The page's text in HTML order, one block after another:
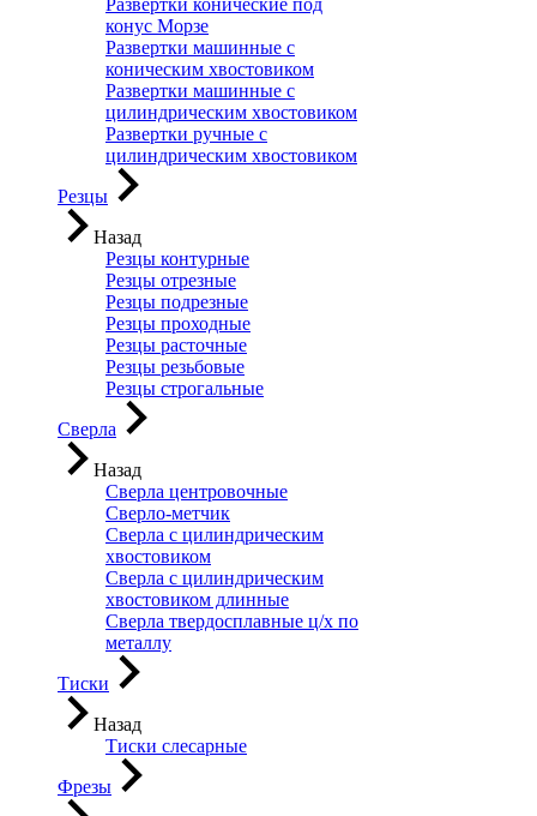
Развертки конические под
конус Морзе
Развертки машинные с
коническим хвостовиком
Развертки машинные с
цилиндрическим хвостовиком
Развертки ручные с
цилиндрическим хвостовиком
Резцы
Назад
Резцы контурные
Резцы отрезные
Резцы подрезные
Резцы проходные
Резцы расточные
Резцы резьбовые
Резцы строгальные
Сверла
Назад
Сверла центровочные
Сверло-метчик
Сверла с цилиндрическим
хвостовиком
Сверла с цилиндрическим
хвостовиком длинные
Сверла твердосплавные ц/х по
металлу
Тиски
Назад
Тиски слесарные
Фрезы